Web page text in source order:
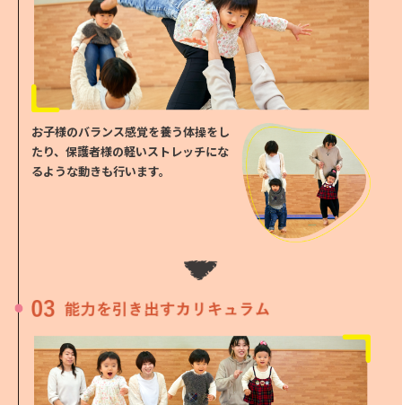
お子様のバランス感覚を養う体操をし
たり、 保護者様の軽いストレッチにな
るような動きも行います。
o
w
(
s
t
a
u
t
o
m